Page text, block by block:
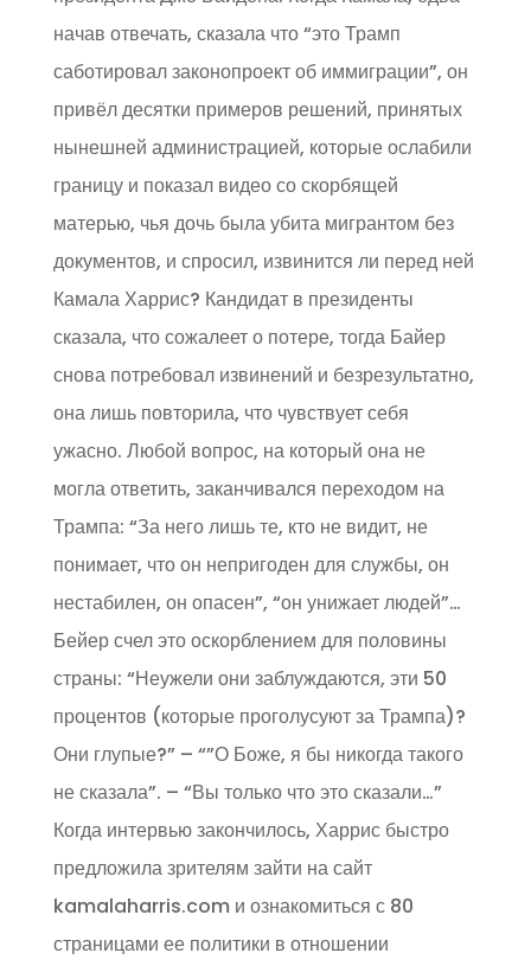
начав отвечать, сказала что “это Трамп
саботировал законопроект об иммиграции”, он
привёл десятки примеров решений, принятых
нынешней администрацией, которые ослабили
границу и показал видео со скорбящей
матерью, чья дочь была убита мигрантом без
документов, и спросил, извинится ли перед ней
Камала Харрис? Кандидат в президенты
сказала, что сожалеет о потере, тогда Байер
снова потребовал извинений и безрезультатно,
она лишь повторила, что чувствует себя
ужасно. Любой вопрос, на который она не
могла ответить, заканчивался переходом на
Трампа: “За него лишь те, кто не видит, не
понимает, что он непригоден для службы, он
нестабилен, он опасен”, “он унижает людей”…
Бейер счел это оскорблением для половины
страны: “Неужели они заблуждаются, эти 50
процентов (которые проголусуют за Трампа)?
Они глупые?” – “”О Боже, я бы никогда такого
не сказала”. – “Вы только что это сказали…”
Когда интервью закончилось, Харрис быстро
предложила зрителям зайти на сайт
kamalaharris.com и ознакомиться с 80
страницами ее политики в отношении